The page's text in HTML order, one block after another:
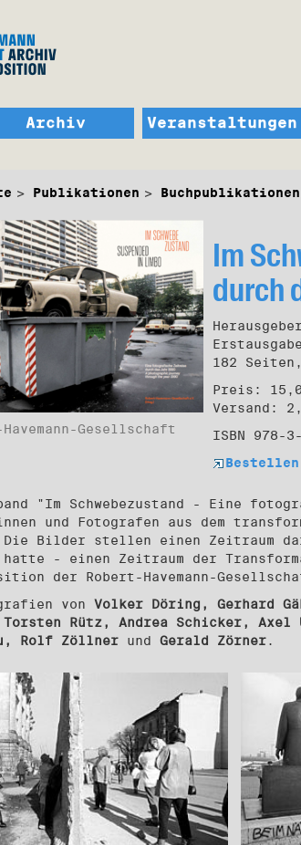
Archiv Veranstaltungen
Publikationen Buchpublikationen
Gesellschaft
Im
durch
182
Preis:
Versand:
ISBN 978-
Bestellen
"Im Schwebezustand - Eine
und Fotografen aus dem
Bilder stellen einen Zeitraum
hatte - einen Zeitraum der
der Robert-Havemann-
von Volker Döring, Gerhard
Torsten Rütz, Andrea Schicker,
Rolf Zöllnerund Gerald Zörner.